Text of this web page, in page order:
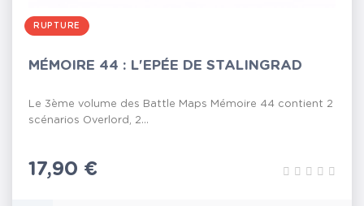
RUPTURE
MÉMOIRE 44 : L'EPÉE DE STALINGRAD
Le 3ème volume des Battle Maps Mémoire 44 contient 2
scénarios Overlord, 2...
Prix
17,90 €